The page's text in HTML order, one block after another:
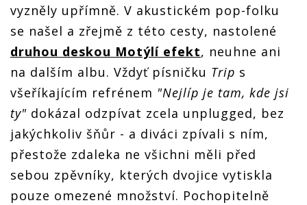
vyzněly upřímně. V akustickém pop-folku
se našel a zřejmě z této cesty, nastolené
druhou deskou Motýlí efekt, neuhne ani
na dalším albu. Vždyť písničku Trip s
všeříkajícím refrénem "Nejlíp je tam, kde jsi
ty" dokázal odzpívat zcela unplugged, bez
jakýchkoliv šňůr - a diváci zpívali s ním,
přestože zdaleka ne všichni měli před
sebou zpěvníky, kterých dvojice vytiskla
pouze omezené množství. Pochopitelně